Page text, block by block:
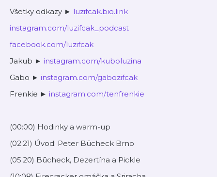
Všetky odkazy ► ⁠⁠⁠⁠⁠⁠luzifcak.bio.link⁠⁠⁠⁠⁠⁠
⁠⁠⁠⁠⁠⁠instagram.com/luzifcak_podcast⁠⁠⁠⁠⁠⁠
⁠⁠⁠⁠⁠⁠facebook.com/luzifcak⁠⁠⁠⁠⁠⁠
Jakub ► ⁠⁠⁠⁠⁠⁠instagram.com/kuboluzina⁠⁠⁠⁠⁠⁠
Gabo ► ⁠⁠⁠⁠⁠⁠instagram.com/gabozifcak⁠⁠⁠⁠⁠⁠
Frenkie ► ⁠⁠⁠⁠⁠⁠instagram.com/tenfrenkie⁠⁠⁠⁠⁠⁠
(00:00) Hodinky a warm-up
(02:21) Úvod: Peter Būcheck Brno
(05:20) Būcheck, Dezertína a Pickle